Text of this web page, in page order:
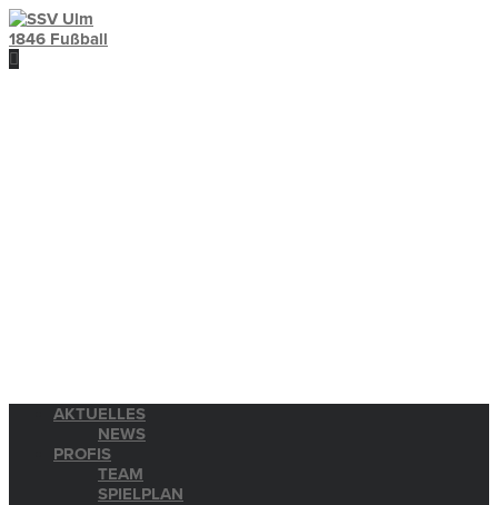
AKTUELLES
NEWS
PROFIS
TEAM
SPIELPLAN